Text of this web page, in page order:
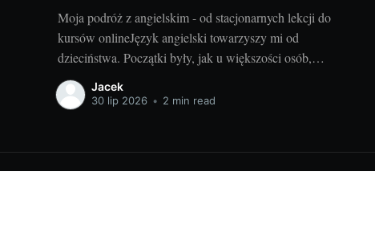
Moja podróż z angielskim - od stacjonarnych lekcji do
kursów onlineJęzyk angielski towarzyszy mi od
dzieciństwa. Początki były, jak u większości osób,
stacjonarne. Pamiętam tę dotkliwą niechęć do porannego
wstawania, pendolowania do szkoły i powrotów w
Jacek
30 lip 2026 • 2 min read